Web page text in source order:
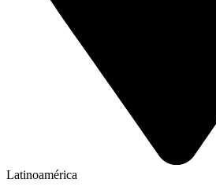
Latinoamérica